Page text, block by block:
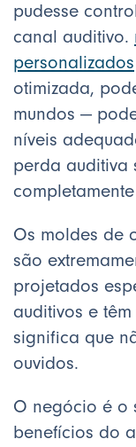
pudesse
canal auditivo.
personalizados
otimizada,
mundos —
níveis
perda auditiva
Os moldes de
são
projetados
auditivos e
significa que
ouvidos.
O negócio é o
benefícios do